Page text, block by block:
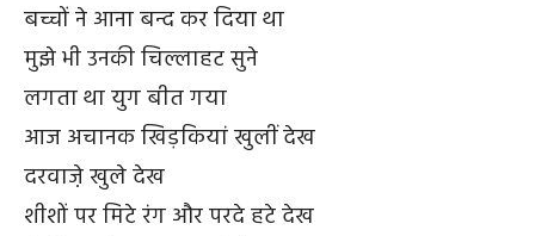
बच्चों ने आना बन्द कर दिया था
मुझे भी उनकी चिल्लाहट सुने
लगता था युग बीत गया
आज अचानक खिड़कियां खुलीं देख
दरवाजे़ खुले देख
शीशों पर मिटे रंग और परदे हटे देख